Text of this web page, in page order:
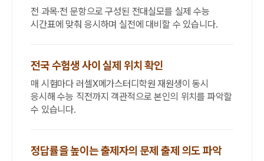
전 과목·전 문항으로 구성된 전대실모를 실제 수능
시간표에 맞춰 응시하며 실전에 대비할 수 있습니다.
전국 수험생 사이 실제 위치 확인
매 시험마다 러셀X메가스터디학원 재원생이 동시
응시해 수능 직전까지 객관적으로 본인의 위치를 파악할
수 있습니다.
정답률을 높이는 출제자의 문제 출제 의도 파악